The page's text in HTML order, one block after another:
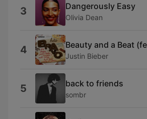
3 Dangerously Easy
Olivia Dean
4 Beauty and a Beat
Justin Bieber
5 back to friends
sombr